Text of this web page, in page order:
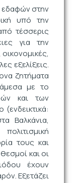
εδαφών στην
υπό την
τέσσερις
για την
οικονομικές,
εξελίξεις.
ζητήματα
με το
και των
Βαλκάνια,
τους και
και οι
έχουν
Εξετάζει